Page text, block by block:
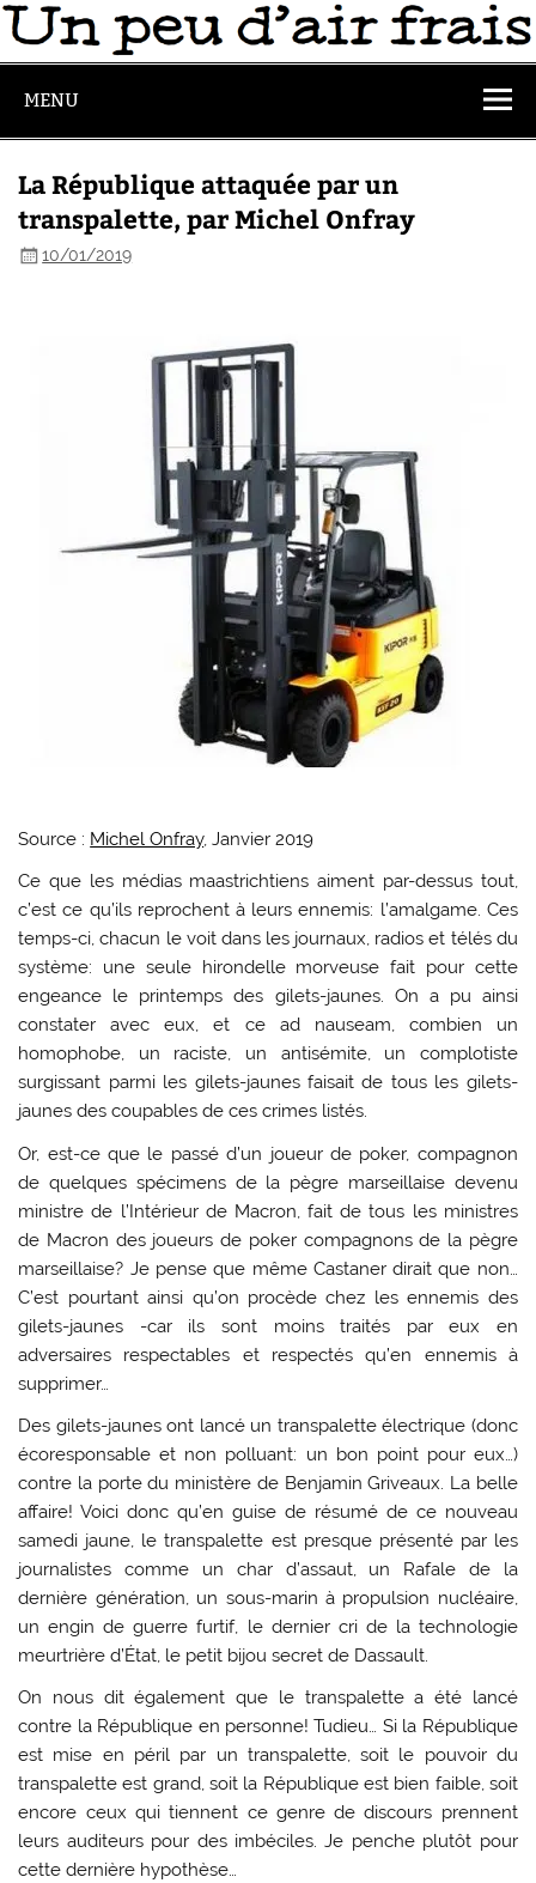
MENU
La République attaquée par un
transpalette, par Michel Onfray
10/01/2019
Source : Michel Onfray, Janvier 2019
Ce que les médias maastrichtiens aiment par-dessus tout,
c’est ce qu’ils reprochent à leurs ennemis: l’amalgame. Ces
temps-ci, chacun le voit dans les journaux, radios et télés du
système: une seule hirondelle morveuse fait pour cette
engeance le printemps des gilets-jaunes. On a pu ainsi
constater avec eux, et ce ad nauseam, combien un
homophobe, un raciste, un antisémite, un complotiste
surgissant parmi les gilets-jaunes faisait de tous les gilets-
jaunes des coupables de ces crimes listés.
Or, est-ce que le passé d’un joueur de poker, compagnon
de quelques spécimens de la pègre marseillaise devenu
ministre de l’Intérieur de Macron, fait de tous les ministres
de Macron des joueurs de poker compagnons de la pègre
marseillaise? Je pense que même Castaner dirait que non…
C’est pourtant ainsi qu’on procède chez les ennemis des
gilets-jaunes -car ils sont moins traités par eux en
adversaires respectables et respectés qu’en ennemis à
supprimer…
Des gilets-jaunes ont lancé un transpalette électrique (donc
écoresponsable et non polluant: un bon point pour eux…)
contre la porte du ministère de Benjamin Griveaux. La belle
affaire! Voici donc qu’en guise de résumé de ce nouveau
samedi jaune, le transpalette est presque présenté par les
journalistes comme un char d’assaut, un Rafale de la
dernière génération, un sous-marin à propulsion nucléaire,
un engin de guerre furtif, le dernier cri de la technologie
meurtrière d’État, le petit bijou secret de Dassault.
On nous dit également que le transpalette a été lancé
contre la République en personne! Tudieu… Si la République
est mise en péril par un transpalette, soit le pouvoir du
transpalette est grand, soit la République est bien faible, soit
encore ceux qui tiennent ce genre de discours prennent
leurs auditeurs pour des imbéciles. Je penche plutôt pour
cette dernière hypothèse…